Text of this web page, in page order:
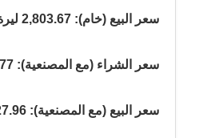
سعر البيع (خام): 2,803.67 ليرة تركية
سعر الشراء (مع المصنعية): 2,939.77 ليرة تركية
سعر البيع (مع المصنعية): 3,027.96 ليرة تركية